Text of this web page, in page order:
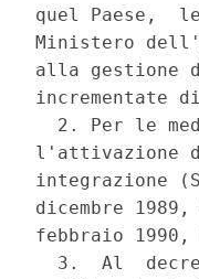
quel Paese,
Ministero
alla gestione
incrementate
2. Per le
l'attivazione
integrazione
dicembre
febbraio
3.  Al